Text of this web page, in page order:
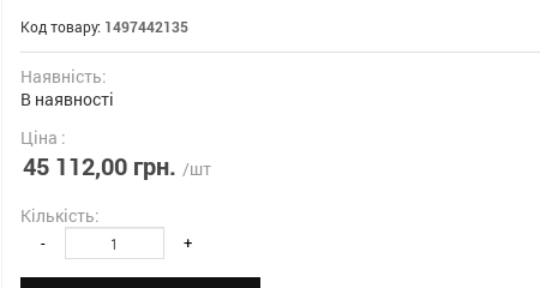
Код товару: 1497442135
Наявність:
В наявності
Ціна :
45 112,00 грн. /шт
Кількість:
- +